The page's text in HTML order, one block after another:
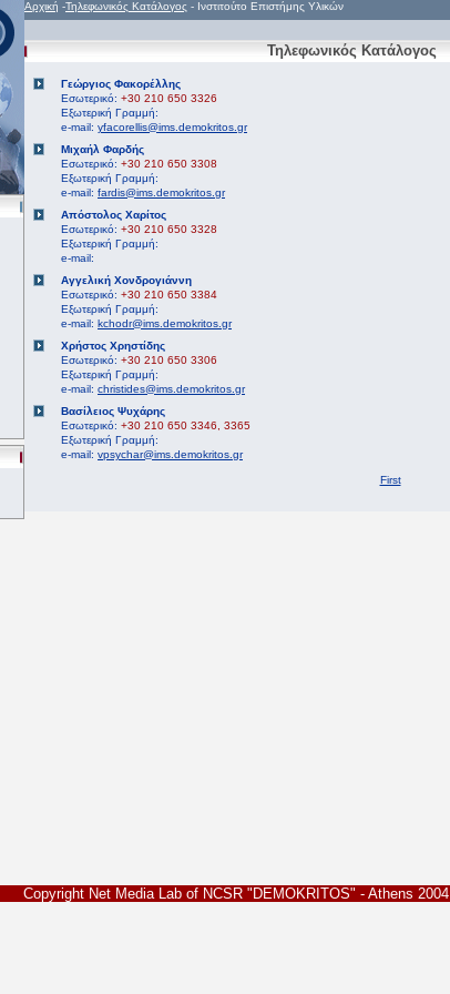
Αρχική -Τηλεφωνικός Κατάλογος - Ινστιτούτο Επιστήμης Υλικών
Τηλεφωνικός Κατάλογος
Γεώργιος Φακορέλλης
Εσωτερικό: +30 210 650 3326
Εξωτερική Γραμμή:
e-mail: yfacorellis@ims.demokritos.gr
Μιχαήλ Φαρδής
Εσωτερικό: +30 210 650 3308
Εξωτερική Γραμμή:
e-mail: fardis@ims.demokritos.gr
Απόστολος Χαρίτος
Εσωτερικό: +30 210 650 3328
Εξωτερική Γραμμή:
e-mail:
Αγγελική Χονδρογιάννη
Εσωτερικό: +30 210 650 3384
Εξωτερική Γραμμή:
e-mail: kchodr@ims.demokritos.gr
Χρήστος Χρηστίδης
Εσωτερικό: +30 210 650 3306
Εξωτερική Γραμμή:
e-mail: christides@ims.demokritos.gr
Βασίλειος Ψυχάρης
Εσωτερικό: +30 210 650 3346, 3365
Εξωτερική Γραμμή:
e-mail: vpsychar@ims.demokritos.gr
First
Copyright Net Media Lab of NCSR "DEMOKRITOS" - Athens 2004